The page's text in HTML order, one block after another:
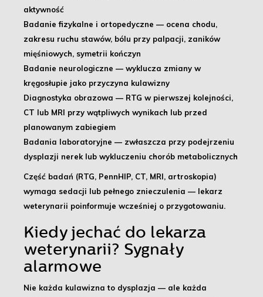
aktywność
Badanie fizykalne i ortopedyczne — ocena chodu,
zakresu ruchu stawów, bólu przy palpacji, zaników
mięśniowych, symetrii kończyn
Badanie neurologiczne — wyklucza zmiany w
kręgosłupie jako przyczyna kulawizny
Diagnostyka obrazowa — RTG w pierwszej kolejności,
CT lub MRI przy wątpliwych wynikach lub przed
planowanym zabiegiem
Badania laboratoryjne — zwłaszcza przy podejrzeniu
dysplazji nerek lub wykluczeniu chorób metabolicznych
Część badań (RTG, PennHIP, CT, MRI, artroskopia)
wymaga sedacji lub pełnego znieczulenia — lekarz
weterynarii poinformuje wcześniej o przygotowaniu.
Kiedy jechać do lekarza
weterynarii? Sygnały
alarmowe
Nie każda kulawizna to dysplazja — ale każda